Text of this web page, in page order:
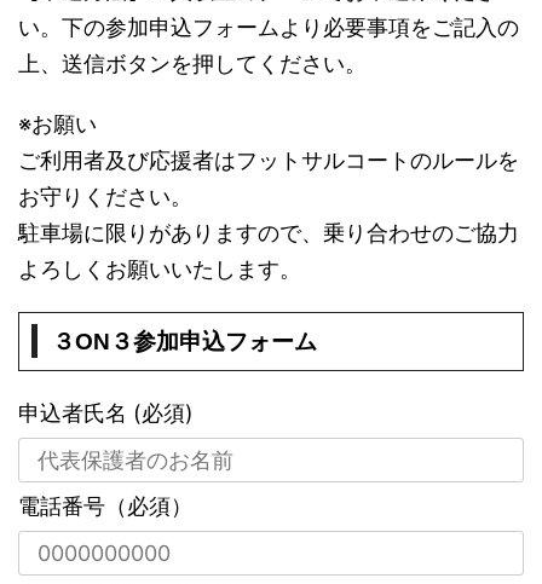
い。下の参加申込フォームより必要事項をご記入の
上、送信ボタンを押してください。
※お願い
ご利用者及び応援者はフットサルコートのルールを
お守りください。
駐車場に限りがありますので、乗り合わせのご協力
よろしくお願いいたします。
３ON３参加申込フォーム
申込者氏名 (必須)
電話番号（必須）